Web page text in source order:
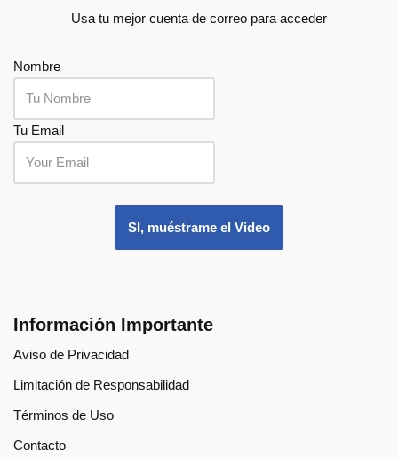
Usa tu mejor cuenta de correo para acceder
Nombre
Tu Email
SI, muéstrame el Video
Información Importante
Aviso de Privacidad
Limitación de Responsabilidad
Términos de Uso
Contacto